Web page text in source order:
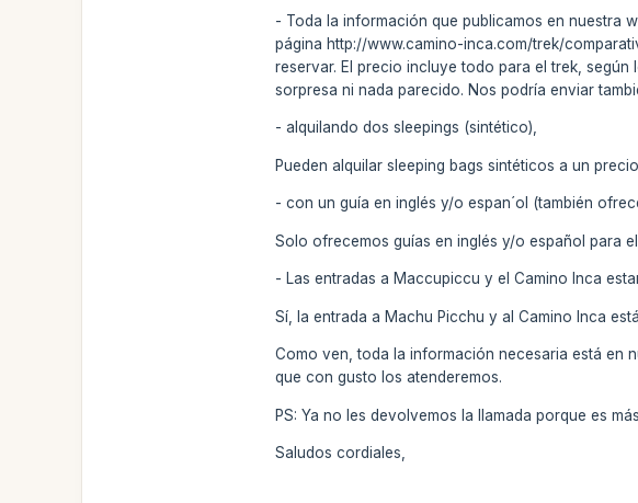
- Toda la información que publicamos en nuestra
página http://www.camino-inca.com/trek/
reservar. El precio incluye todo para el trek,
sorpresa ni nada parecido. Nos podría enviar
- alquilando dos sleepings (sintético),
Pueden alquilar sleeping bags sintéticos a un
- con un guía en inglés y/o espan´ol (también
Solo ofrecemos guías en inglés y/o español para
- Las entradas a Maccupiccu y el Camino Inca
Sí, la entrada a Machu Picchu y al Camino Inca
Como ven, toda la información necesaria está en
que con gusto los atenderemos.
PS: Ya no les devolvemos la llamada porque es
Saludos cordiales,